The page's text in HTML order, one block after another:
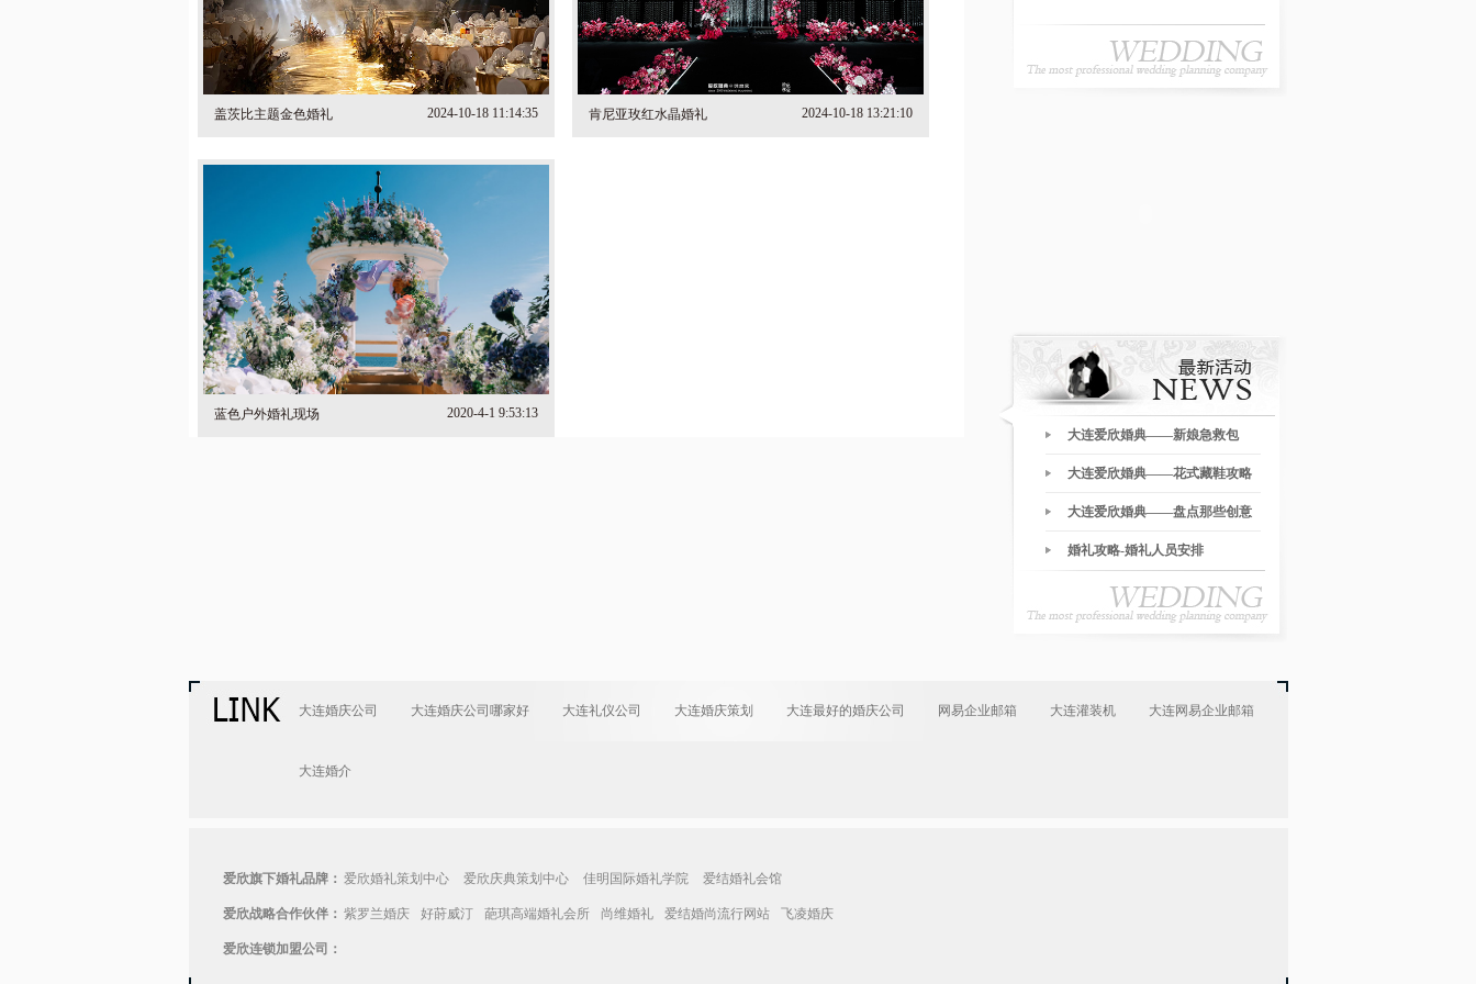
盖茨比主题金色婚礼 2024-10-18 11:14:35 肯尼亚玫红水晶婚礼 2024-10-18 13:21:10
蓝色户外婚礼现场
2020-4-1 9:53:13
大连爱欣婚典——新娘急救包
大连爱欣婚典——花式藏鞋攻略
大连爱欣婚典——盘点那些创意
的婚礼环节
婚礼攻略-婚礼人员安排
大连婚庆公司 大连婚庆公司哪家好 大连礼仪公司 大连婚庆策划 大连最好的婚庆公司 网易企业邮箱 大连灌装机 大连网易企业邮箱
大连婚介
爱欣旗下婚礼品牌： 爱欣婚礼策划中心 爱欣庆典策划中心 佳明国际婚礼学院 爱结婚礼会馆
爱欣战略合作伙伴： 紫罗兰婚庆 好莳威汀 葩琪高端婚礼会所 尚维婚礼 爱结婚尚流行网站 飞凌婚庆
爱欣连锁加盟公司：